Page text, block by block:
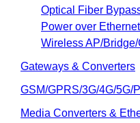
Optical Fiber
Power over
Wireless AP/
Gateways & Converters
GSM/GPRS/3G/4G/5G/
Media Converters &